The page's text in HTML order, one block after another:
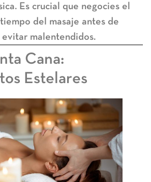
Es crucial que negocies el
del masaje antes de
malentendidos.
Cana:
Estelares